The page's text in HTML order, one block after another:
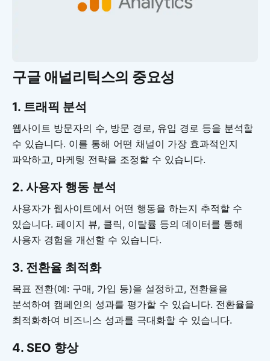
구글 애널리틱스의 중요성
1. 트래픽 분석
웹사이트 방문자의 수, 방문 경로, 유입 경로 등을 분석할
수 있습니다. 이를 통해 어떤 채널이 가장 효과적인지
파악하고, 마케팅 전략을 조정할 수 있습니다.
2. 사용자 행동 분석
사용자가 웹사이트에서 어떤 행동을 하는지 추적할 수
있습니다. 페이지 뷰, 클릭, 이탈률 등의 데이터를 통해
사용자 경험을 개선할 수 있습니다.
3. 전환율 최적화
목표 전환(예: 구매, 가입 등)을 설정하고, 전환율을
분석하여 캠페인의 성과를 평가할 수 있습니다. 전환율을
최적화하여 비즈니스 성과를 극대화할 수 있습니다.
4. SEO 향상